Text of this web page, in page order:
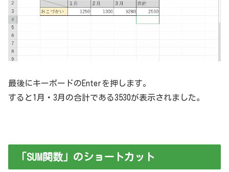
最後にキーボードのEnterを押します。
すると1月・3月の合計である3530が表示されました。
「SUM関数」のショートカット